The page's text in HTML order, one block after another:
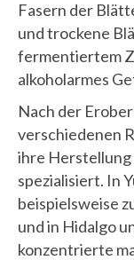
Fasern der
und trockene
fermentiertem
alkoholarmes
Nach der
verschiedenen
ihre Herstellung
spezialisiert. In
beispielsweise
und in Hidalgo
konzentrierte